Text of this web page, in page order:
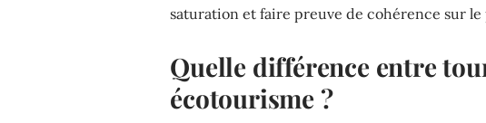
saturation et faire preuve de cohérence sur
Quelle différence entre
écotourisme ?